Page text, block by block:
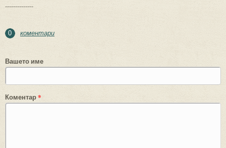
--------------
0 коментари
Вашето име
Коментар*